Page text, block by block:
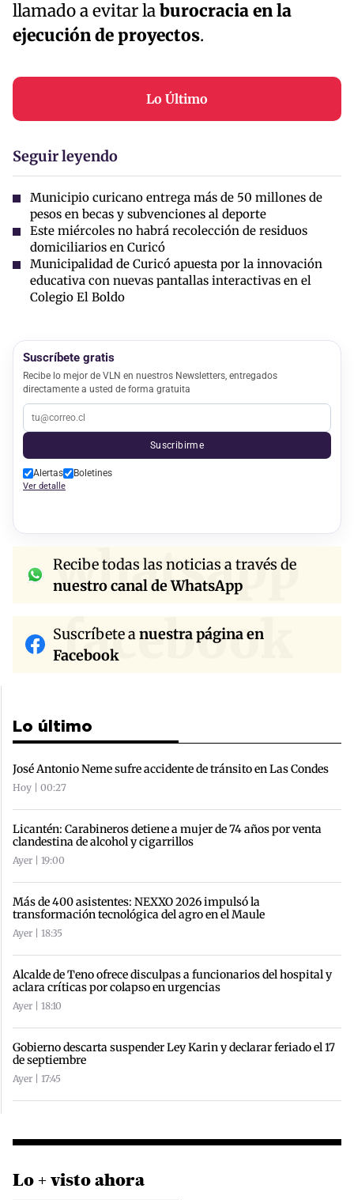
llamado a evitar laburocracia en la
ejecución de proyectos.
Lo Último
Seguir leyendo
Municipio curicano entrega más de 50 millones de
pesos en becas y subvenciones al deporte
Este miércoles no habrá recolección de residuos
domiciliarios en Curicó
Municipalidad de Curicó apuesta por la innovación
educativa con nuevas pantallas interactivas en el
Colegio El Boldo
Suscríbete gratis
Recibe lo mejor de VLN en nuestros Newsletters, entregados
directamente a usted de forma gratuita
Suscribirme
Alertas Boletines
Ver detalle
whatsapp
Recibe todas las noticias a través de
nuestro canal de WhatsApp
facebook
Suscríbete anuestra página en
Facebook
Lo último
José Antonio Neme sufre accidente de tránsito en Las Condes
Hoy | 00:27
Licantén: Carabineros detiene a mujer de 74 años por venta
clandestina de alcohol y cigarrillos
Ayer | 19:00
Más de 400 asistentes: NEXXO 2026 impulsó la
transformación tecnológica del agro en el Maule
Ayer | 18:35
Alcalde de Teno ofrece disculpas a funcionarios del hospital y
aclara críticas por colapso en urgencias
Ayer | 18:10
Gobierno descarta suspender Ley Karin y declarar feriado el 17
de septiembre
Ayer | 17:45
Lo + visto ahora